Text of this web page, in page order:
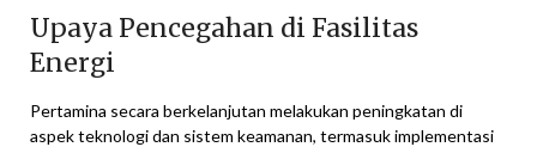
Upaya Pencegahan di Fasilitas
Energi
Pertamina secara berkelanjutan melakukan peningkatan di
aspek teknologi dan sistem keamanan, termasuk implementasi